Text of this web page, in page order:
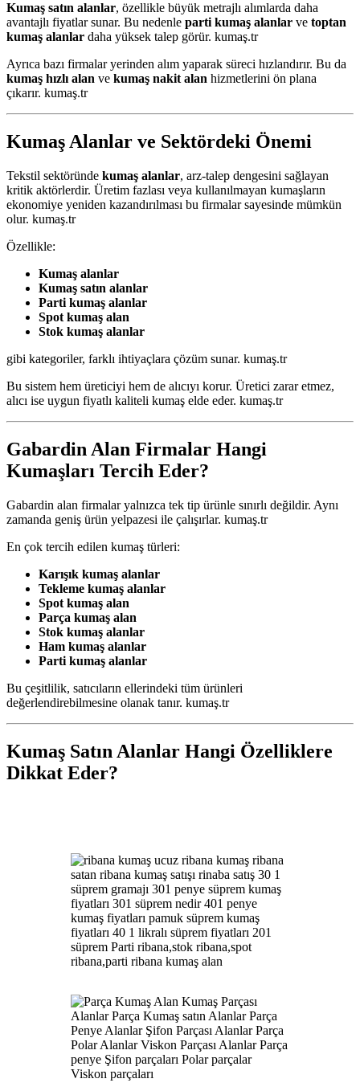
Kumaş satın alanlar, özellikle büyük metrajlı alımlarda daha
avantajlı fiyatlar sunar. Bu nedenle parti kumaş alanlar ve toptan
kumaş alanlar daha yüksek talep görür. kumaş.tr
Ayrıca bazı firmalar yerinden alım yaparak süreci hızlandırır. Bu da
kumaş hızlı alan ve kumaş nakit alan hizmetlerini ön plana
çıkarır. kumaş.tr
Kumaş Alanlar ve Sektördeki Önemi
Tekstil sektöründe kumaş alanlar, arz-talep dengesini sağlayan
kritik aktörlerdir. Üretim fazlası veya kullanılmayan kumaşların
ekonomiye yeniden kazandırılması bu firmalar sayesinde mümkün
olur. kumaş.tr
Özellikle:
Kumaş alanlar
Kumaş satın alanlar
Parti kumaş alanlar
Spot kumaş alan
Stok kumaş alanlar
gibi kategoriler, farklı ihtiyaçlara çözüm sunar. kumaş.tr
Bu sistem hem üreticiyi hem de alıcıyı korur. Üretici zarar etmez,
alıcı ise uygun fiyatlı kaliteli kumaş elde eder. kumaş.tr
Gabardin Alan Firmalar Hangi
Kumaşları Tercih Eder?
Gabardin alan firmalar yalnızca tek tip ürünle sınırlı değildir. Aynı
zamanda geniş ürün yelpazesi ile çalışırlar. kumaş.tr
En çok tercih edilen kumaş türleri:
Karışık kumaş alanlar
Tekleme kumaş alanlar
Spot kumaş alan
Parça kumaş alan
Stok kumaş alanlar
Ham kumaş alanlar
Parti kumaş alanlar
Bu çeşitlilik, satıcıların ellerindeki tüm ürünleri
değerlendirebilmesine olanak tanır. kumaş.tr
Kumaş Satın Alanlar Hangi Özelliklere
Dikkat Eder?